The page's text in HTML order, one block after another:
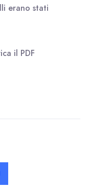
erano stati
il PDF